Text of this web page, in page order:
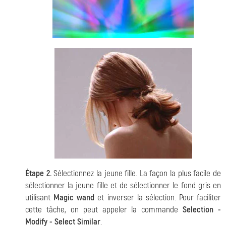
Étape 2.Sélectionnez la jeune fille. La façon la plus facile de
sélectionner la jeune fille et de sélectionner le fond gris en
utilisant Magic wand et inverser la sélection. Pour faciliter
cette tâche, on peut appeler la commandeSelection -
Modify - Select Similar.